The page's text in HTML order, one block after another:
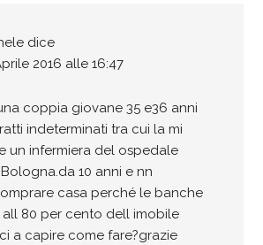
dice
2016 alle 16:47
coppia giovane 35 e36 anni
indeterminati tra cui la mi
un infermiera del ospedale
10 anni e nn
casa perché le banche
80 per cento dell imobile
a capire come fare?grazie